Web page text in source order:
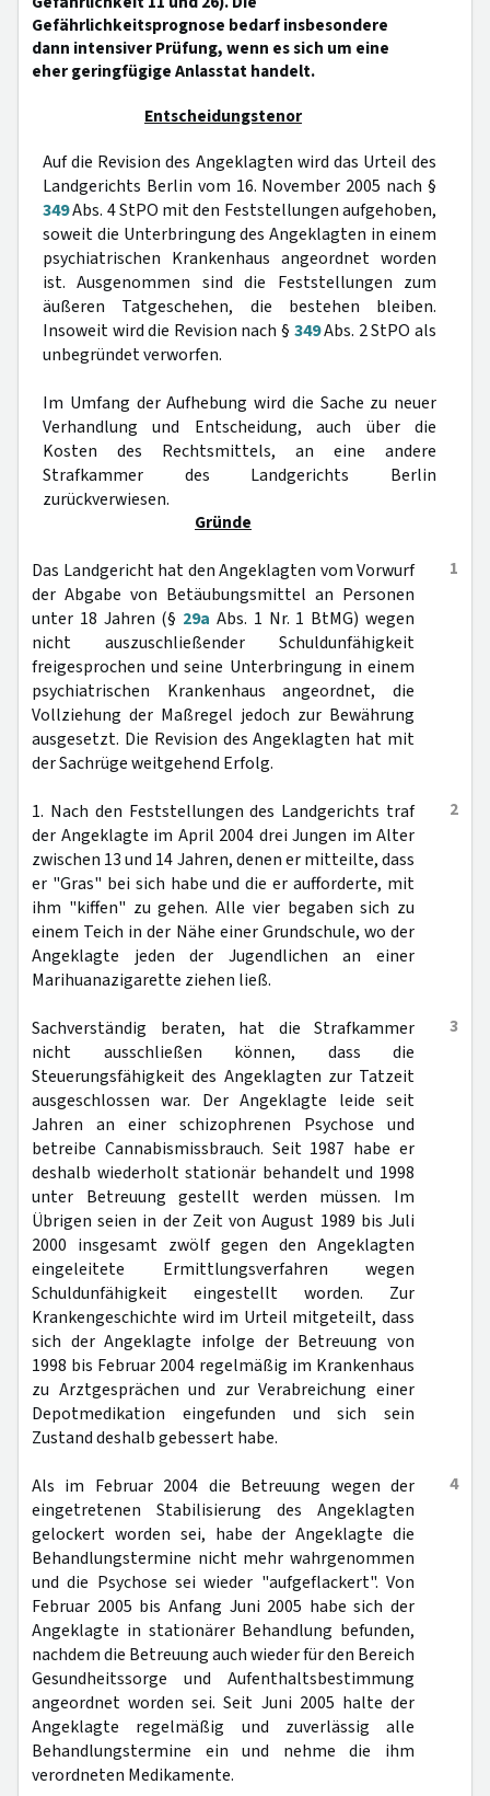
Gefährlichkeitsprognose bedarf insbesondere
dann intensiver Prüfung, wenn es sich um eine
eher geringfügige Anlasstat handelt.
Entscheidungstenor
Auf die Revision des Angeklagten wird das Urteil des
Landgerichts Berlin vom 16. November 2005 nach §
349Abs. 4 StPO mit den Feststellungen aufgehoben,
soweit die Unterbringung des Angeklagten in einem
psychiatrischen Krankenhaus angeordnet worden
ist. Ausgenommen sind die Feststellungen zum
äußeren Tatgeschehen, die bestehen bleiben.
Insoweit wird die Revision nach § 349Abs. 2 StPO als
unbegründet verworfen.
Im Umfang der Aufhebung wird die Sache zu neuer
Verhandlung und Entscheidung, auch über die
Kosten des Rechtsmittels, an eine andere
Strafkammer des Landgerichts Berlin
zurückverwiesen.
Gründe
1
Das Landgericht hat den Angeklagten vom Vorwurf
der Abgabe von Betäubungsmittel an Personen
unter 18 Jahren (§ 29a Abs. 1 Nr. 1 BtMG) wegen
nicht auszuschließender Schuldunfähigkeit
freigesprochen und seine Unterbringung in einem
psychiatrischen Krankenhaus angeordnet, die
Vollziehung der Maßregel jedoch zur Bewährung
ausgesetzt. Die Revision des Angeklagten hat mit
der Sachrüge weitgehend Erfolg.
2
1. Nach den Feststellungen des Landgerichts traf
der Angeklagte im April 2004 drei Jungen im Alter
zwischen 13 und 14 Jahren, denen er mitteilte, dass
er "Gras" bei sich habe und die er aufforderte, mit
ihm "kiffen" zu gehen. Alle vier begaben sich zu
einem Teich in der Nähe einer Grundschule, wo der
Angeklagte jeden der Jugendlichen an einer
Marihuanazigarette ziehen ließ.
3
Sachverständig beraten, hat die Strafkammer
nicht ausschließen können, dass die
Steuerungsfähigkeit des Angeklagten zur Tatzeit
ausgeschlossen war. Der Angeklagte leide seit
Jahren an einer schizophrenen Psychose und
betreibe Cannabismissbrauch. Seit 1987 habe er
deshalb wiederholt stationär behandelt und 1998
unter Betreuung gestellt werden müssen. Im
Übrigen seien in der Zeit von August 1989 bis Juli
2000 insgesamt zwölf gegen den Angeklagten
eingeleitete Ermittlungsverfahren wegen
Schuldunfähigkeit eingestellt worden. Zur
Krankengeschichte wird im Urteil mitgeteilt, dass
sich der Angeklagte infolge der Betreuung von
1998 bis Februar 2004 regelmäßig im Krankenhaus
zu Arztgesprächen und zur Verabreichung einer
Depotmedikation eingefunden und sich sein
Zustand deshalb gebessert habe.
4
Als im Februar 2004 die Betreuung wegen der
eingetretenen Stabilisierung des Angeklagten
gelockert worden sei, habe der Angeklagte die
Behandlungstermine nicht mehr wahrgenommen
und die Psychose sei wieder "aufgeflackert". Von
Februar 2005 bis Anfang Juni 2005 habe sich der
Angeklagte in stationärer Behandlung befunden,
nachdem die Betreuung auch wieder für den Bereich
Gesundheitssorge und Aufenthaltsbestimmung
angeordnet worden sei. Seit Juni 2005 halte der
Angeklagte regelmäßig und zuverlässig alle
Behandlungstermine ein und nehme die ihm
verordneten Medikamente.